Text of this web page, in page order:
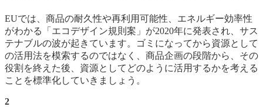
EUでは、商品の耐久性や再利用可能性、エネルギー効率性
がわかる「エコデザイン規則案」が2020年に発表され、サス
テナブルの波が起きています。ゴミになってから資源として
の活用法を模索するのではなく、商品企画の段階から、その
役割を終えた後、資源としてどのように活用するかを考える
ことを標準化していきましょう。
2